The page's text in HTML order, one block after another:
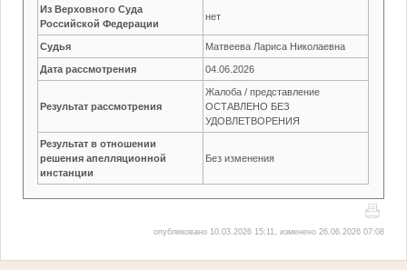
Из Верховного Суда
Российской Федерации
нет
Судья Матвеева Лариса Николаевна
Дата рассмотрения 04.06.2026
Результат рассмотрения
Жалоба / представление
ОСТАВЛЕНО БЕЗ
УДОВЛЕТВОРЕНИЯ
Результат в отношении
решения апелляционной
инстанции
Без изменения
опубликовано 10.03.2026 15:11, изменено 26.06.2026 07:08